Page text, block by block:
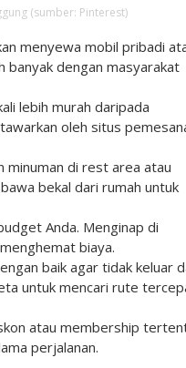
(sumber: Pinterest)
menyewa mobil pribadi
banyak dengan masyarakat
lebih murah daripada
oleh situs
minuman di rest area atau
bekal dari rumah untuk
Anda. Menginap di
biaya.
baik agar tidak keluar
untuk mencari rute
atau membership
perjalanan.